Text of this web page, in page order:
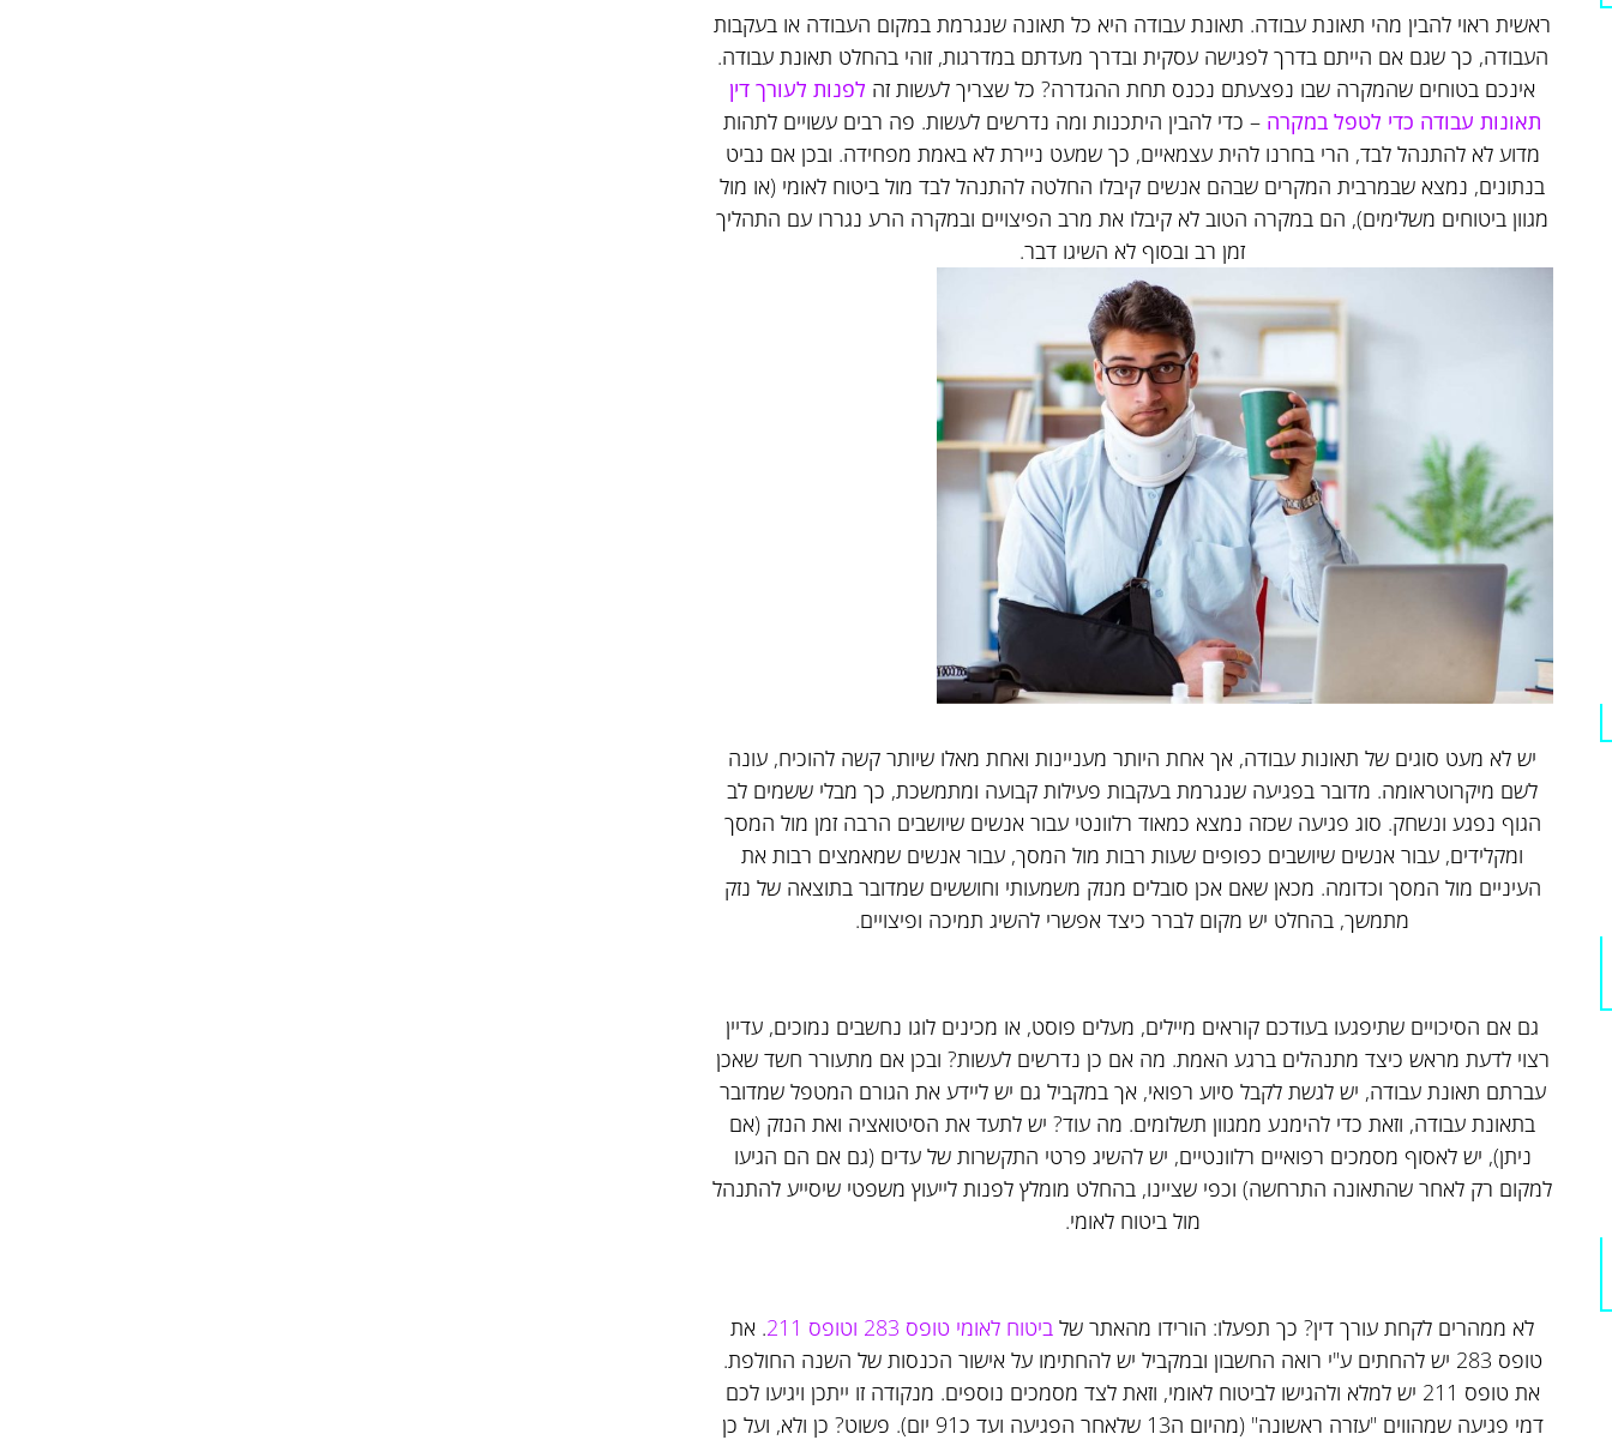
ראשית ראוי להבין מהי תאונת עבודה. תאונת עבודה היא כל תאונה שנגרמת במקום העבודה או בעקבות
העבודה, כך שגם אם הייתם בדרך לפגישה עסקית ובדרך מעדתם במדרגות, זוהי בהחלט תאונת עבודה.
אינכם בטוחים שהמקרה שבו נפצעתם נכנס תחת ההגדרה? כל שצריך לעשות זה לפנות לעורך דין
תאונות עבודה כדי לטפל במקרה – כדי להבין היתכנות ומה נדרשים לעשות. פה רבים עשויים לתהות
מדוע לא להתנהל לבד, הרי בחרנו להית עצמאיים, כך שמעט ניירת לא באמת מפחידה. ובכן אם נביט
בנתונים, נמצא שבמרבית המקרים שבהם אנשים קיבלו החלטה להתנהל לבד מול ביטוח לאומי (או מול
מגוון ביטוחים משלימים), הם במקרה הטוב לא קיבלו את מרב הפיצויים ובמקרה הרע נגררו עם התהליך
זמן רב ובסוף לא השיגו דבר.
יש לא מעט סוגים של תאונות עבודה, אך אחת היותר מעניינות ואחת מאלו שיותר קשה להוכיח, עונה
לשם מיקרוטראומה. מדובר בפגיעה שנגרמת בעקבות פעילות קבועה ומתמשכת, כך מבלי ששמים לב
הגוף נפגע ונשחק. סוג פגיעה שכזה נמצא כמאוד רלוונטי עבור אנשים שיושבים הרבה זמן מול המסך
ומקלידים, עבור אנשים שיושבים כפופים שעות רבות מול המסך, עבור אנשים שמאמצים רבות את
העיניים מול המסך וכדומה. מכאן שאם אכן סובלים מנזק משמעותי וחוששים שמדובר בתוצאה של נזק
מתמשך, בהחלט יש מקום לברר כיצד אפשרי להשיג תמיכה ופיצויים.
גם אם הסיכויים שתיפגעו בעודכם קוראים מיילים, מעלים פוסט, או מכינים לוגו נחשבים נמוכים, עדיין
רצוי לדעת מראש כיצד מתנהלים ברגע האמת. מה אם כן נדרשים לעשות? ובכן אם מתעורר חשד שאכן
עברתם תאונת עבודה, יש לגשת לקבל סיוע רפואי, אך במקביל גם יש ליידע את הגורם המטפל שמדובר
בתאונת עבודה, וזאת כדי להימנע ממגוון תשלומים. מה עוד? יש לתעד את הסיטואציה ואת הנזק (אם
ניתן), יש לאסוף מסמכים רפואיים רלוונטיים, יש להשיג פרטי התקשרות של עדים (גם אם הם הגיעו
למקום רק לאחר שהתאונה התרחשה) וכפי שציינו, בהחלט מומלץ לפנות לייעוץ משפטי שיסייע להתנהל
מול ביטוח לאומי.
לא ממהרים לקחת עורך דין? כך תפעלו: הורידו מהאתר של ביטוח לאומי טופס 283 וטופס 211
. את
טופס 283 יש להחתים ע"י רואה החשבון ובמקביל יש להחתימו על אישור הכנסות של השנה החולפת.
את טופס 211 יש למלא ולהגישו לביטוח לאומי, וזאת לצד מסמכים נוספים. מנקודה זו ייתכן ויגיעו לכם
דמי פגיעה שמהווים "עזרה ראשונה" (מהיום ה13 שלאחר הפגיעה ועד כ91 יום). פשוט? כן ולא, ועל כן